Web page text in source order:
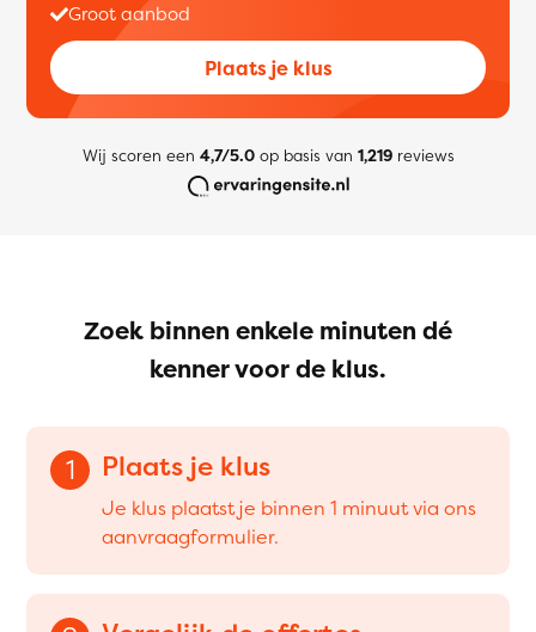
Groot aanbod
Plaats je klus
Wij scoren een 4,7/5.0op basis van 1,219reviews
Zoek binnen enkele minuten dé
kenner voor de klus.
1 Plaats je klus
Je klus plaatst je binnen 1 minuut via ons
aanvraagformulier.